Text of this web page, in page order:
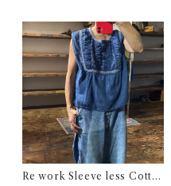
Re work Sleeve less Cotto